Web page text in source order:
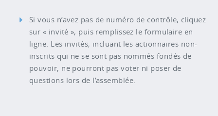
Si vous n’avez pas de numéro de contrôle, cliquez
sur « invité », puis remplissez le formulaire en
ligne. Les invités, incluant les actionnaires non-
inscrits qui ne se sont pas nommés fondés de
pouvoir, ne pourront pas voter ni poser de
questions lors de l’assemblée.